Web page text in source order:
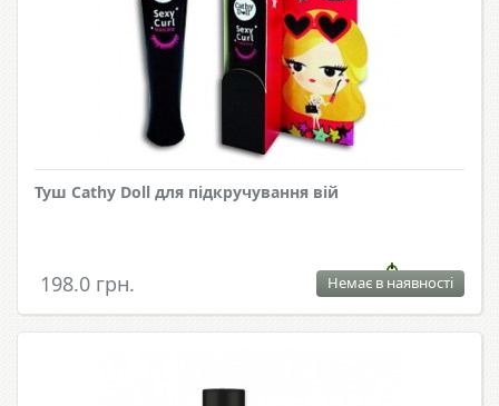
Туш Cathy Doll для підкручування вій
198.0 грн. Немає в наявності